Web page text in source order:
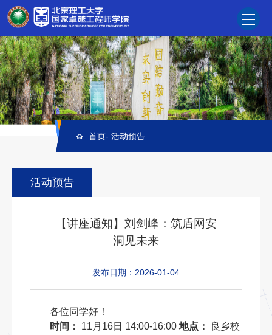
首页- 活动预告
活动预告
【讲座通知】刘剑峰：筑盾网安
洞见未来
发布日期：2026-01-04
各位同学好！
时间：
11月16日 14:00-16:00 地点：
良乡校